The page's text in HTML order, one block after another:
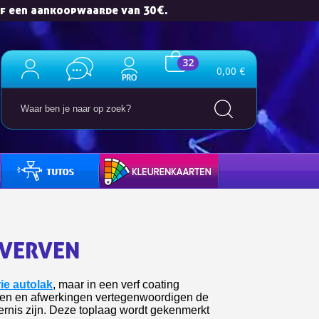
aankoopwaarde van 30€.
€5 korting
dan 1 minuut
bij elke bestelling
32
0,00 €
HANDLEIDINGEN KLEURENKAARTEN
autolak, maar in een verf coating
en afwerkingen vertegenwoordigen de
zijn. Deze toplaag wordt gekenmerkt